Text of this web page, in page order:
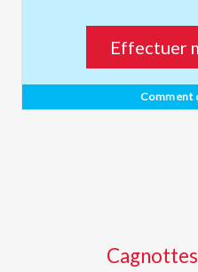
Effectuer
Comment